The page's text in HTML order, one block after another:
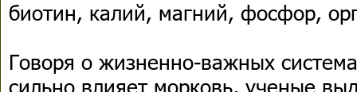
биотин, калий, магний, фосфор,
Говоря о жизненно-важных
сильно влияет морковь, ученые